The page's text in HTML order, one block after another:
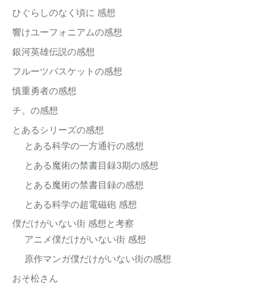
ひぐらしのなく頃に 感想
響けユーフォニアムの感想
銀河英雄伝説の感想
フルーツバスケットの感想
慎重勇者の感想
チ。の感想
とあるシリーズの感想
とある科学の一方通行の感想
とある魔術の禁書目録3期の感想
とある魔術の禁書目録の感想
とある科学の超電磁砲 感想
僕だけがいない街 感想と考察
アニメ僕だけがいない街 感想
原作マンガ僕だけがいない街の感想
おそ松さん